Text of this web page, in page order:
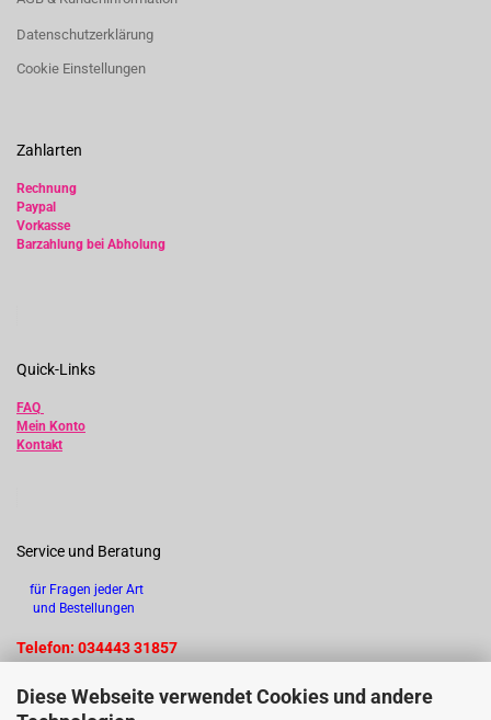
Diese Webseite verwendet Cookies und andere
Datenschutzerklärung
Cookie Einstellungen
Zahlarten
Rechnung
Paypal
Vorkasse
Barzahlung bei Abholung
Quick-Links
FAQ
Mein Konto
Kontakt
Service und Beratung
für Fragen jeder Art
und Bestellungen
Telefon: 034443 31857